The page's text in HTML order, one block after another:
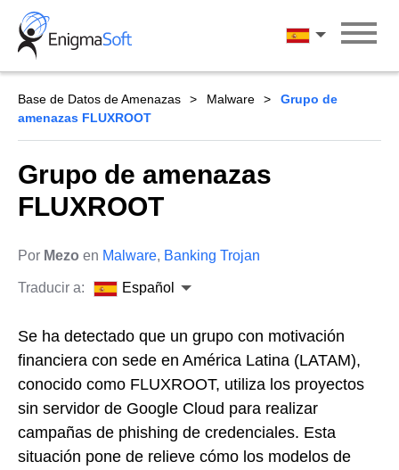
Skip
content
Español
Base de Datos de Amenazas Malware
Grupo de
amenazas FLUXROOT
Grupo de amenazas
FLUXROOT
Por Mezo en Malware, Banking Trojan
Traducir a: Español
Se ha detectado que un grupo con motivación
financiera con sede en América Latina (LATAM),
conocido como FLUXROOT, utiliza los proyectos
sin servidor de Google Cloud para realizar
campañas de phishing de credenciales. Esta
situación pone de relieve cómo los modelos de